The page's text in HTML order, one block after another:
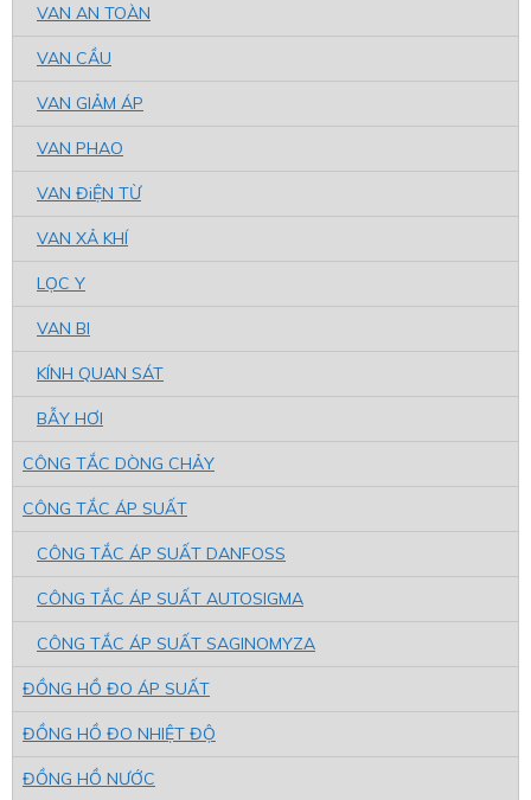
VAN AN TOÀN
VAN CẦU
VAN GIẢM ÁP
VAN PHAO
VAN ĐiỆN TỪ
VAN XẢ KHÍ
LỌC Y
VAN BI
KÍNH QUAN SÁT
BẪY HƠI
CÔNG TẮC DÒNG CHẢY
CÔNG TẮC ÁP SUẤT
CÔNG TẮC ÁP SUẤT DANFOSS
CÔNG TẮC ÁP SUẤT AUTOSIGMA
CÔNG TẮC ÁP SUẤT SAGINOMYZA
ĐỒNG HỒ ĐO ÁP SUẤT
ĐỒNG HỒ ĐO NHIỆT ĐỘ
ĐỒNG HỒ NƯỚC